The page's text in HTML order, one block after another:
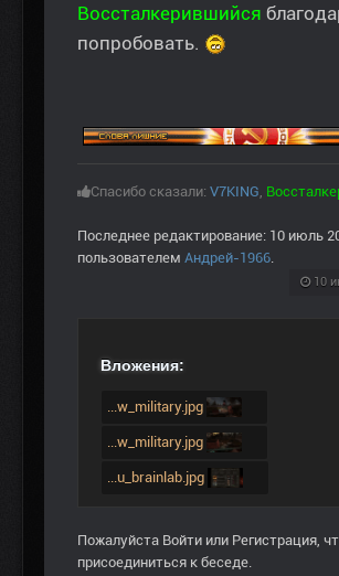
Воссталкерившийся
попробовать.
Спасибо сказали: V7KING
Последнее редактирование: 10 июль
пользователем Андрей-1966
10
Вложения:
...w_military.jpg
...w_military.jpg
...u_brainlab.jpg
Пожалуйста Войти или Регистрация ,
присоединиться к беседе.